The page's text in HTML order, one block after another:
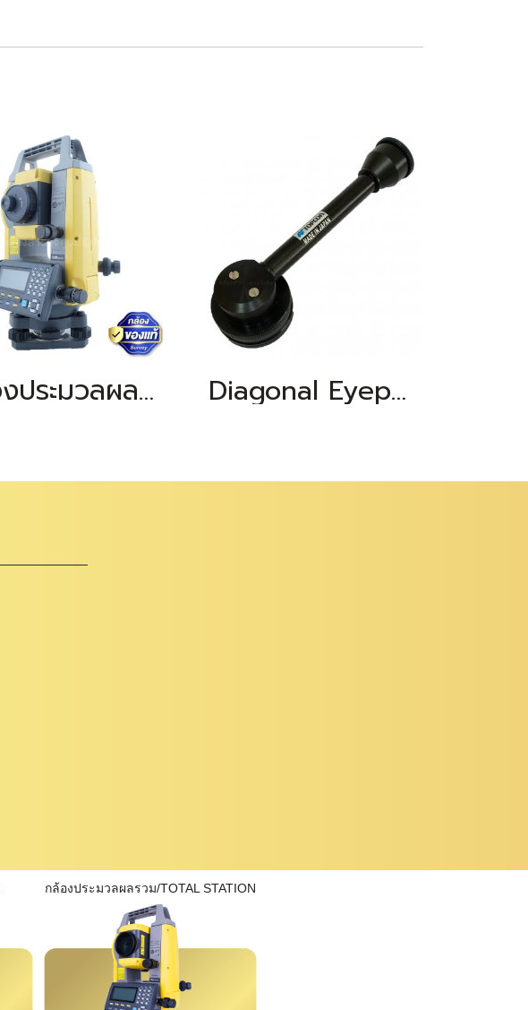
กล้องประมวลผลรวม TOPCON GM-55 (ฟังชั่นSDR) Diagonal Eyepiece For TOPCON 1002N
กล้องประมวลผลรวม/TOTAL STATION